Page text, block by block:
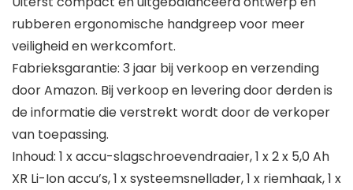
rubberen ergonomische handgreep voor meer
veiligheid en werkcomfort.
Fabrieksgarantie: 3 jaar bij verkoop en verzending
door Amazon. Bij verkoop en levering door derden is
de informatie die verstrekt wordt door de verkoper
van toepassing.
Inhoud: 1 x accu-slagschroevendraaier, 1 x 2 x 5,0 Ah
XR Li-Ion accu’s, 1 x systeemsnellader, 1 x riemhaak, 1 x